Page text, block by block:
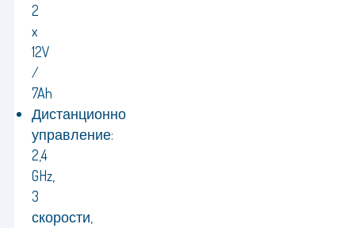
2
x
12V
/
7Ah
Дистанционно
управление:
2,4
GHz,
3
скорости,